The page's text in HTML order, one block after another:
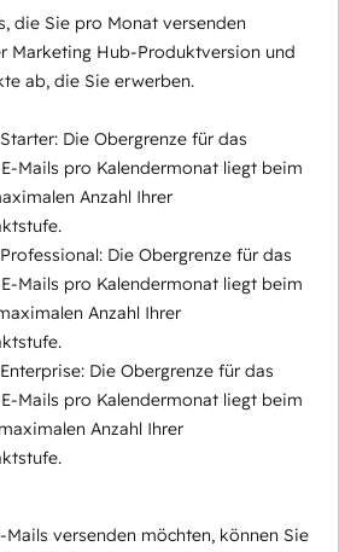
die Sie pro Monat versenden
Marketing Hub-Produktversion und
ab, die Sie erwerben.
Die Obergrenze für das
Mails pro Kalendermonat liegt beim
Anzahl Ihrer
Die Obergrenze für das
Mails pro Kalendermonat liegt beim
Anzahl Ihrer
Die Obergrenze für das
Mails pro Kalendermonat liegt beim
Anzahl Ihrer
Mails versenden möchten, können Sie